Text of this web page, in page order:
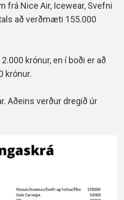
frá Nice Air, Icewear, Svefni
að verðmæti 155.000
krónur, en í boði er að
krónur.
Aðeins verður dregið úr